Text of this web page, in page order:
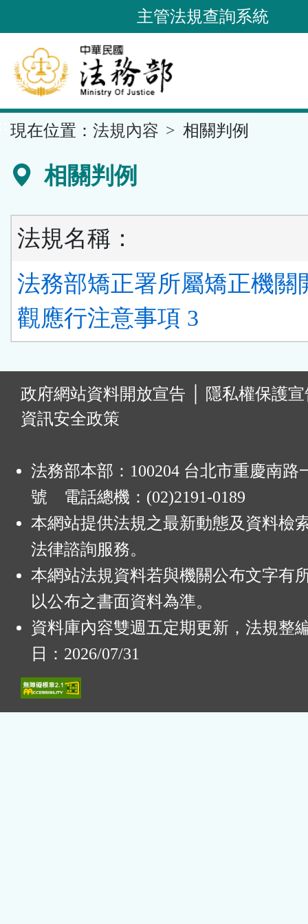
到
要
內
容
區
主管法規查詢系統
現在位置： 法規內容 相關判例
相關判例
法規名稱：
法務部矯正署所屬矯正機關
觀應行注意事項 3
政府網站資料開放宣告
隱私權保護
資訊安全政策
法務部本部：100204 台北市重慶南路
號 電話總機：(02)2191-0189
本網站提供法規之最新動態及資料檢
法律諮詢服務。
本網站法規資料若與機關公布文字有
以公布之書面資料為準。
資料庫內容雙週五定期更新，法規整
日：2026/07/31